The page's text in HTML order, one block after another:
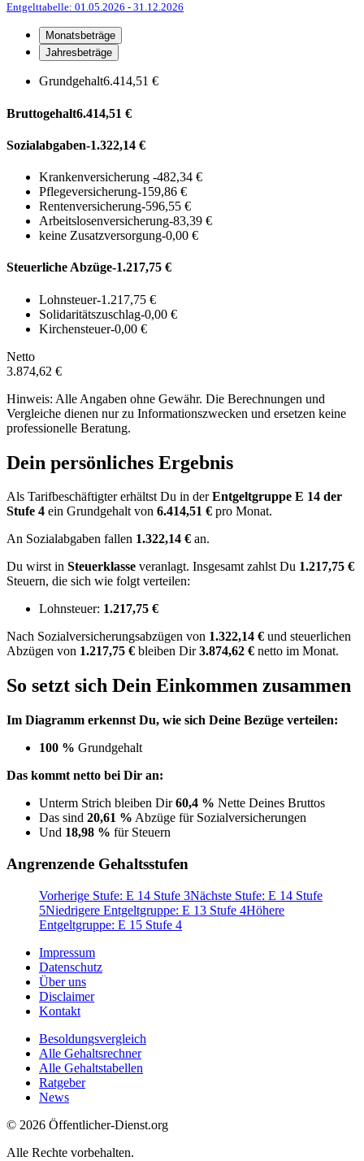
Entgelttabelle: 01.05.2026 - 31.12.2026
Monatsbeträge
Jahresbeträge
Grundgehalt6.414,51 €
Bruttogehalt6.414,51 €
Sozialabgaben-1.322,14 €
Krankenversicherung -482,34 €
Pflegeversicherung-159,86 €
Rentenversicherung-596,55 €
Arbeitslosenversicherung-83,39 €
keine Zusatzversorgung-0,00 €
Steuerliche Abzüge-1.217,75 €
Lohnsteuer-1.217,75 €
Solidaritätszuschlag-0,00 €
Kirchensteuer-0,00 €
Netto
3.874,62 €
Hinweis: Alle Angaben ohne Gewähr. Die Berechnungen und
Vergleiche dienen nur zu Informationszwecken und ersetzen keine
professionelle Beratung.
Dein persönliches Ergebnis
Als Tarifbeschäftigter erhältst Du in derEntgeltgruppe E 14 der
Stufe 4 ein Grundgehalt von 6.414,51 € pro Monat.
An Sozialabgaben fallen 1.322,14 € an.
Du wirst in Steuerklasse veranlagt. Insgesamt zahlst Du 1.217,75 €
Steuern, die sich wie folgt verteilen:
Lohnsteuer: 1.217,75 €
Nach Sozialversicherungsabzügen von 1.322,14 € und steuerlichen
Abzügen von 1.217,75 € bleiben Dir3.874,62 € netto im Monat.
So setzt sich Dein Einkommen zusammen
Im Diagramm erkennst Du, wie sich Deine Bezüge verteilen:
100 % Grundgehalt
Das kommt netto bei Dir an:
Unterm Strich bleiben Dir60,4 % Nette Deines Bruttos
Das sind 20,61 % Abzüge für Sozialversicherungen
Und 18,98 % für Steuern
Angrenzende Gehaltsstufen
Vorherige Stufe: E 14 Stufe 3Nächste Stufe: E 14 Stufe
5Niedrigere Entgeltgruppe: E 13 Stufe 4Höhere
Entgeltgruppe: E 15 Stufe 4
Impressum
Datenschutz
Über uns
Disclaimer
Kontakt
Besoldungsvergleich
Alle Gehaltsrechner
Alle Gehaltstabellen
Ratgeber
News
© 2026 Öffentlicher-Dienst.org
Alle Rechte vorbehalten.